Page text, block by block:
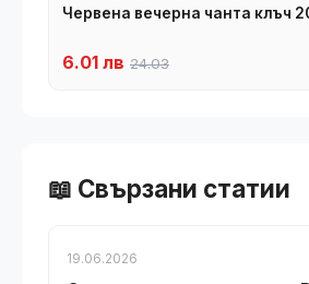
Червена вечерна чанта клъч
6.01 лв 24.03
📖 Свързани статии
19.06.2026